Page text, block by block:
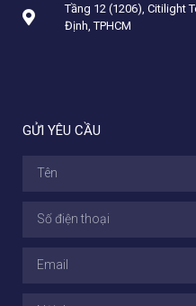
Tầng 12 (1206), Citilight
Định, TPHCM
GỬI YÊU CẦU